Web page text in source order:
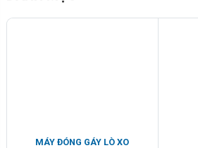
MÁY ĐÓNG GÁY LÒ XO